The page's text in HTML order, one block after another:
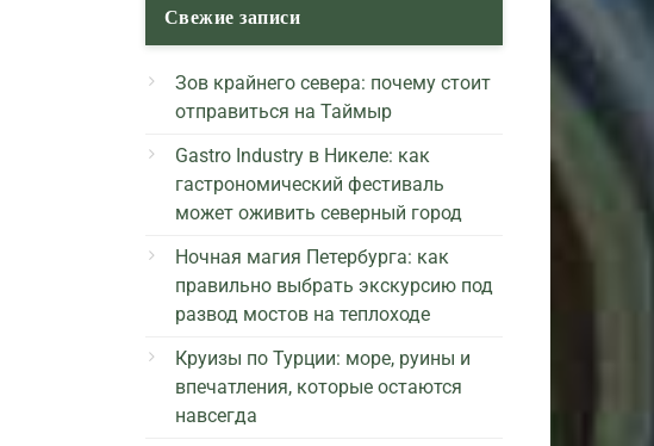
Свежие записи
Зов крайнего севера: почему стоит
отправиться на Таймыр
Gastro Industry в Никеле: как
гастрономический фестиваль
может оживить северный город
Ночная магия Петербурга: как
правильно выбрать экскурсию под
развод мостов на теплоходе
Круизы по Турции: море, руины и
впечатления, которые остаются
навсегда